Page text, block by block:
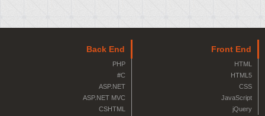
Front End
HTML
HTML5
CSS
JavaScript
jQuery
Back End
PHP
C#
ASP.NET
ASP.NET MVC
CSHTML